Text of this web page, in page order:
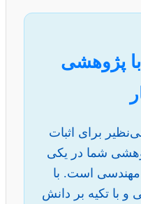
پژوهشی
برای اثبات
شما در یکی
مهندسی است. با
و با تکیه بر دانش